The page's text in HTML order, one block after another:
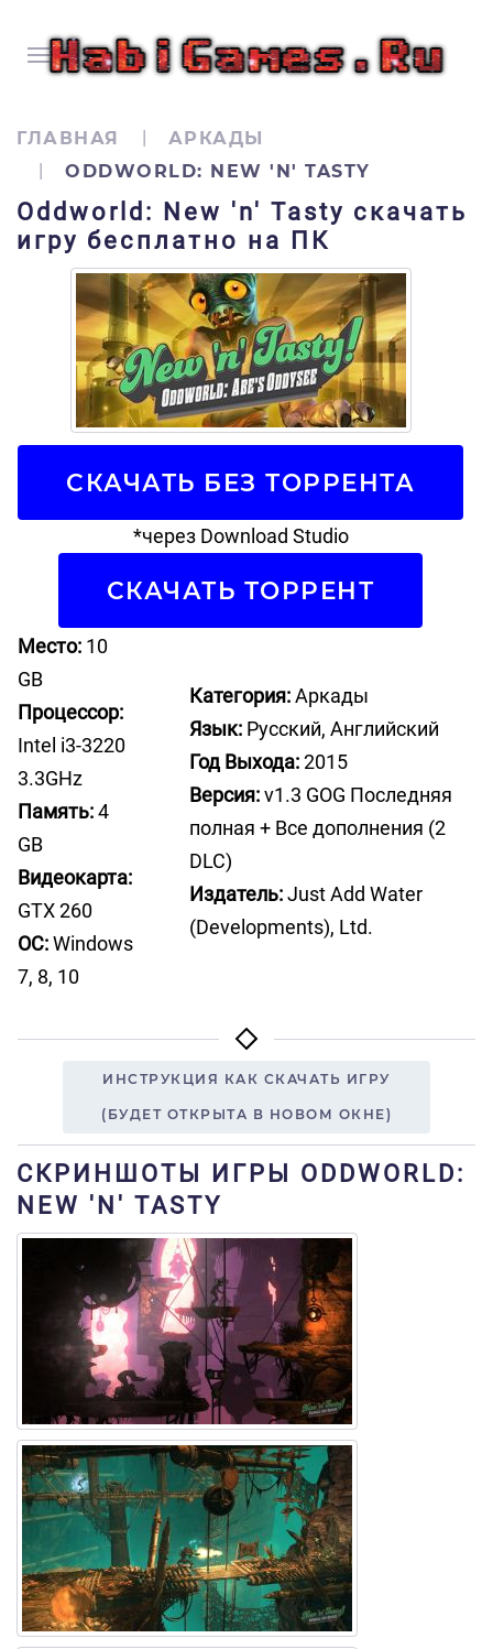
ГЛАВНАЯ
АРКАДЫ
ODDWORLD: NEW 'N' TASTY
Oddworld: New 'n' Tasty скачать
игру бесплатно на ПК
СКАЧАТЬ БЕЗ ТОРРЕНТА
*через Download Studio
СКАЧАТЬ ТОРРЕНТ
Место: 10
GB
Процессор:
Intel i3-3220
3.3GHz
Память:4
GB
Видеокарта:
GTX 260
ОС:Windows
7, 8, 10
Категория:Аркады
Язык: Русский, Английский
Год Выхода:2015
Версия:v1.3 GOG Последняя
полная + Все дополнения (2
DLC)
Издатель:Just Add Water
(Developments), Ltd.
ИНСТРУКЦИЯ КАК СКАЧАТЬ ИГРУ
(БУДЕТ ОТКРЫТА В НОВОМ ОКНЕ)
СКРИНШОТЫ ИГРЫ ODDWORLD:
NEW 'N' TASTY